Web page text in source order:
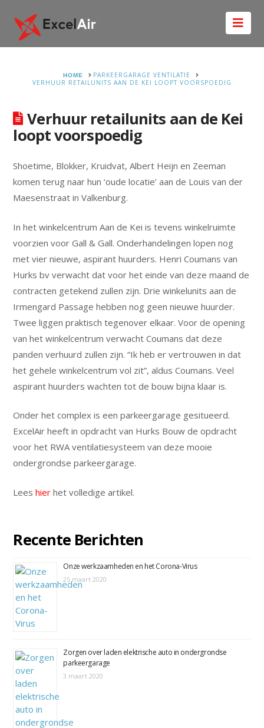
HOME
PARKEERGARAGE VENTILATIE
VERHUUR RETAILUNITS AAN DE KEI LOOPT VOORSPOEDIG
Verhuur retailunits aan de Kei
loopt voorspoedig
Shoetime, Blokker, Kruidvat, Albert Heijn en Zeeman
komen terug naar hun ‘oude locatie’ aan de Louis van der
Maesenstraat in Valkenburg.
In het winkelcentrum Aan de Kei is tevens winkelruimte
voorzien voor Gall & Gall. Onderhandelingen lopen nog
met vier nieuwe, aspirant huurders. Henri Coumans van
Hurks bv verwacht dat voor het einde van deze maand de
contracten getekend zullen zijn. Drie winkelunits aan de
Irmengard Passage hebben nog geen nieuwe huurder.
Twee liggen praktisch tegenover elkaar. Voor de opening
van het winkelcentrum verwacht Coumans dat deze
panden verhuurd zullen zijn. “Ik heb er vertrouwen in dat
het gehele winkelcentrum vol zit”, aldus Coumans. Veel
aspirant huurders wachten tot de bouw bijna klaar is.
Onder het complex is een parkeergarage gesitueerd.
ExcelAir heeft in opdracht van Hurks Bouw de opdracht
voor het RWA ventilatiesysteem van deze mooie
ondergrondse parkeergarage.
Lees hier het volledige artikel.
Recente Berichten
Onze werkzaamheden en het Corona-Virus
25 maart 2020
Zorgen over laden elektrische auto in ondergrondse
parkeergarage
3 maart 2020